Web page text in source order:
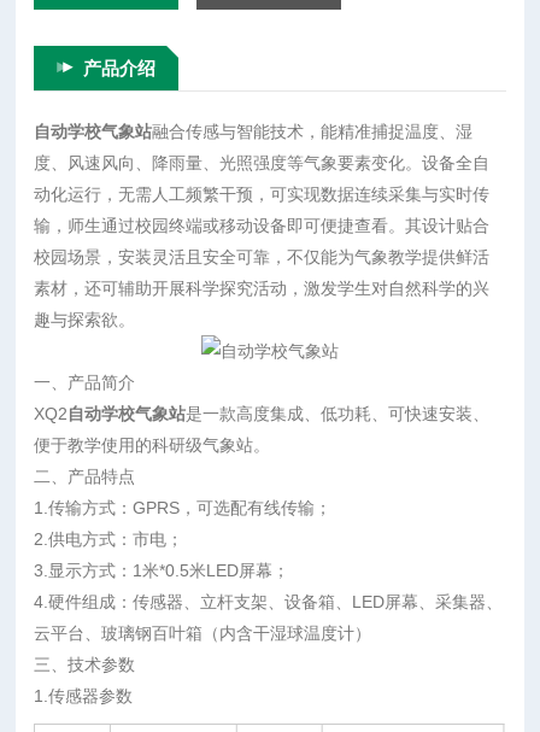
产品介绍
自动学校气象站融合传感与智能技术，能精准捕捉温度、湿
度、风速风向、降雨量、光照强度等气象要素变化。设备全自
动化运行，无需人工频繁干预，可实现数据连续采集与实时传
输，师生通过校园终端或移动设备即可便捷查看。其设计贴合
校园场景，安装灵活且安全可靠，不仅能为气象教学提供鲜活
素材，还可辅助开展科学探究活动，激发学生对自然科学的兴
趣与探索欲。
一、产品简介
XQ2自动学校气象站是一款高度集成、低功耗、可快速安装、
便于教学使用的科研级气象站。
二、产品特点
1.传输方式：GPRS，可选配有线传输；
2.供电方式：市电；
3.显示方式：1米*0.5米LED屏幕；
4.硬件组成：传感器、立杆支架、设备箱、LED屏幕、采集器、
云平台、玻璃钢百叶箱（内含干湿球温度计）
三、技术参数
1.传感器参数